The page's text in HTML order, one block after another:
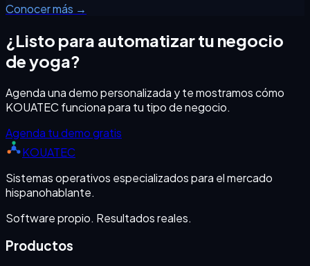
Conocer más →
¿Listo para automatizar tu negocio
deyoga?
Agenda una demo personalizada y te mostramos cómo
KOUATEC funciona para tu tipo de negocio.
Agenda tu demo gratis
KOUATEC
Sistemas operativos especializados para el mercado
hispanohablante.
Software propio. Resultados reales.
Productos